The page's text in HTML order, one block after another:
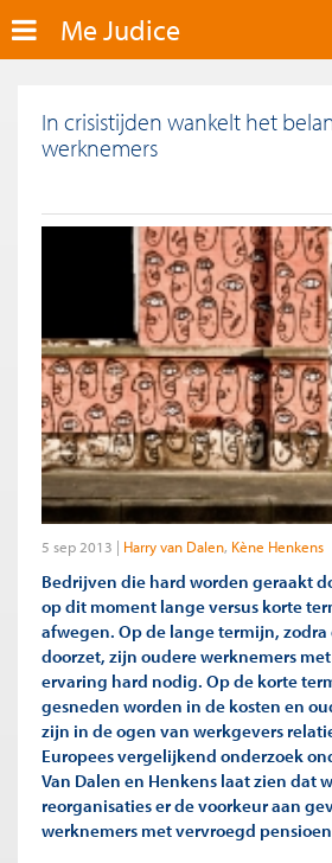
Me Judice
In crisistijden wankelt het
werknemers
5 sep 2013 Harry van Dalen Kène Henkens
Bedrijven die hard worden geraakt
op dit moment lange versus korte
afwegen. Op de lange termijn,
doorzet, zijn oudere werknemers
ervaring hard nodig. Op de korte
gesneden worden in de kosten en
zijn in de ogen van werkgevers
Europees vergelijkend onderzoek
Van Dalen en Henkens laat zien dat
reorganisaties er de voorkeur aan
werknemers met vervroegd